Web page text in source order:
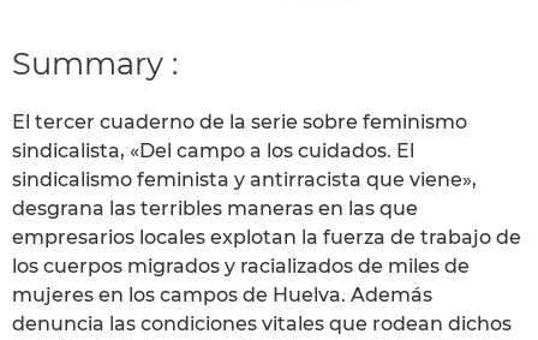
Summary :
El tercer cuaderno de la serie sobre feminismo
sindicalista, «Del campo a los cuidados. El
sindicalismo feminista y antirracista que viene»,
desgrana las terribles maneras en las que
empresarios locales explotan la fuerza de trabajo de
los cuerpos migrados y racializados de miles de
mujeres en los campos de Huelva. Además
denuncia las condiciones vitales que rodean dichos